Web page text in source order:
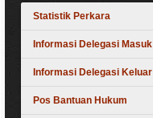
Statistik Perkara
Informasi Delegasi Masuk
Informasi Delegasi Keluar
Pos Bantuan Hukum